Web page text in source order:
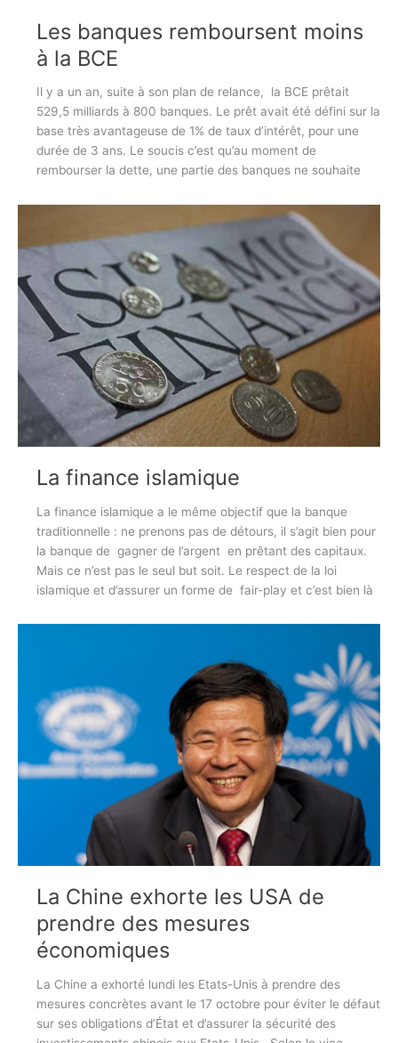
Les banques remboursent moins
à la BCE
Il y a un an, suite à son plan de relance, la BCE prêtait
529,5 milliards à 800 banques. Le prêt avait été défini sur la
base très avantageuse de 1% de taux d’intérêt, pour une
durée de 3 ans. Le soucis c’est qu’au moment de
rembourser la dette, une partie des banques ne souhaite
La finance islamique
La finance islamique a le même objectif que la banque
traditionnelle : ne prenons pas de détours, il s’agit bien pour
la banque de gagner de l’argent en prêtant des capitaux.
Mais ce n’est pas le seul but soit. Le respect de la loi
islamique et d’assurer un forme de fair-play et c’est bien là
La Chine exhorte les USA de
prendre des mesures
économiques
La Chine a exhorté lundi les Etats-Unis à prendre des
mesures concrètes avant le 17 octobre pour éviter le défaut
sur ​​ses obligations d’État et d’assurer la sécurité des